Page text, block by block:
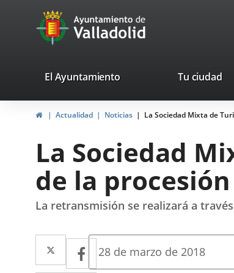
Portal
Web
Ayuntamiento
de
valladolid.es
El Ayuntamiento Tu ciudad
HomeActualidad Noticias La Sociedad Mixta de
La Sociedad
de la
La retransmisión se realizará a
Twitter
Enlace
a
Facebook
Enlace
Fecha
28 de marzo de 2018